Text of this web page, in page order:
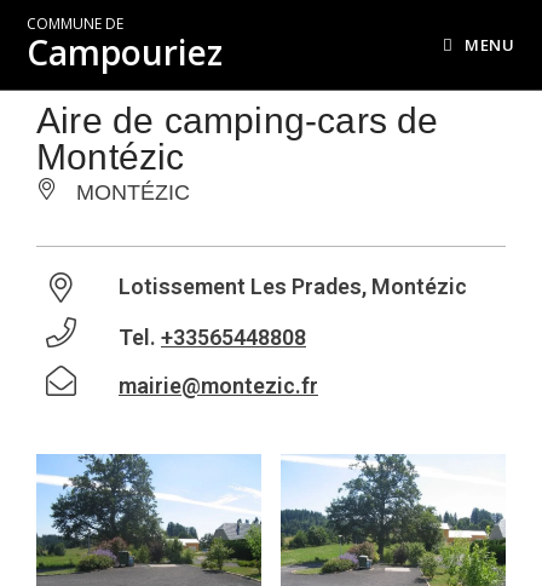
COMMUNE DE
Campouriez MENU
Aire de camping-cars de
Montézic
MONTÉZIC
Lotissement Les Prades, Montézic
Tel. +33565448808
mairie@montezic.fr